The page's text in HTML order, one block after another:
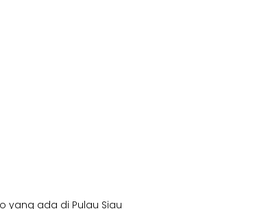
yang ada di Pulau Siau